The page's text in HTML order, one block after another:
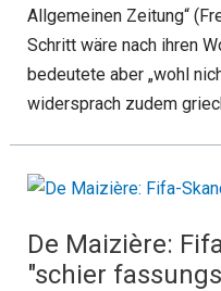
Allgemeinen Zeitung“
Schritt wäre nach ihren
bedeutete aber „wohl
widersprach zudem
De Maizière:
"schier